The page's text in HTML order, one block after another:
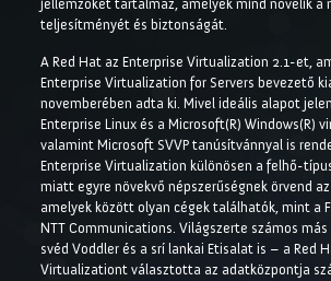
jellemzőket tartalmaz, amelyek mind növelik a
teljesítményét és biztonságát.
A Red Hat az Enterprise Virtualization 2.1-et,
Enterprise Virtualization for Servers bevezető
novemberében adta ki. Mivel ideális alapot
Enterprise Linux és a Microsoft(R) Windows(R)
valamint Microsoft SVVP tanúsítvánnyal is
Enterprise Virtualization különösen a felhő-
miatt egyre növekvő népszerűségnek örvend
amelyek között olyan cégek találhatók, mint a
NTT Communications. Világszerte számos
svéd Voddler és a srí lankai Etisalat is – a Red
Virtualizationt választotta az adatközpontja